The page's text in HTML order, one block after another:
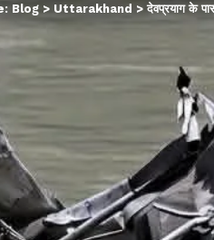
Blog > Uttarakhand > देवप्रयाग के